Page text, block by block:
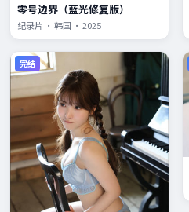
零号边界（蓝光修复版）
纪录片 · 韩国 · 2025
完结